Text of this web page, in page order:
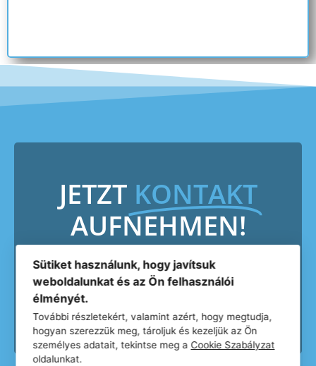
JETZT KONTAKT
AUFNEHMEN!
Sütiket használunk, hogy javítsuk
weboldalunkat és az Ön felhasználói
élményét.
További részletekért, valamint azért, hogy megtudja,
hogyan szerezzük meg, tároljuk és kezeljük az Ön
személyes adatait, tekintse meg a Cookie Szabályzat
oldalunkat.